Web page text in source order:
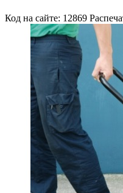
Код на сайте: 12869